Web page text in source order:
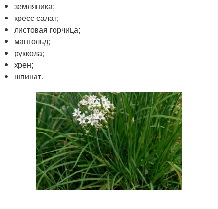
земляника;
кресс-салат;
листовая горчица;
мангольд;
руккола;
хрен;
шпинат.